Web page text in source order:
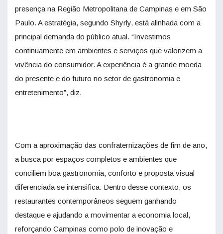
presença na Região Metropolitana de Campinas e em São
Paulo. A estratégia, segundo Shyrly, está alinhada com a
principal demanda do público atual. “Investimos
continuamente em ambientes e serviços que valorizem a
vivência do consumidor. A experiência é a grande moeda
do presente e do futuro no setor de gastronomia e
entretenimento”, diz.
Com a aproximação das confraternizações de fim de ano,
a busca por espaços completos e ambientes que
conciliem boa gastronomia, conforto e proposta visual
diferenciada se intensifica. Dentro desse contexto, os
restaurantes contemporâneos seguem ganhando
destaque e ajudando a movimentar a economia local,
reforçando Campinas como polo de inovação e